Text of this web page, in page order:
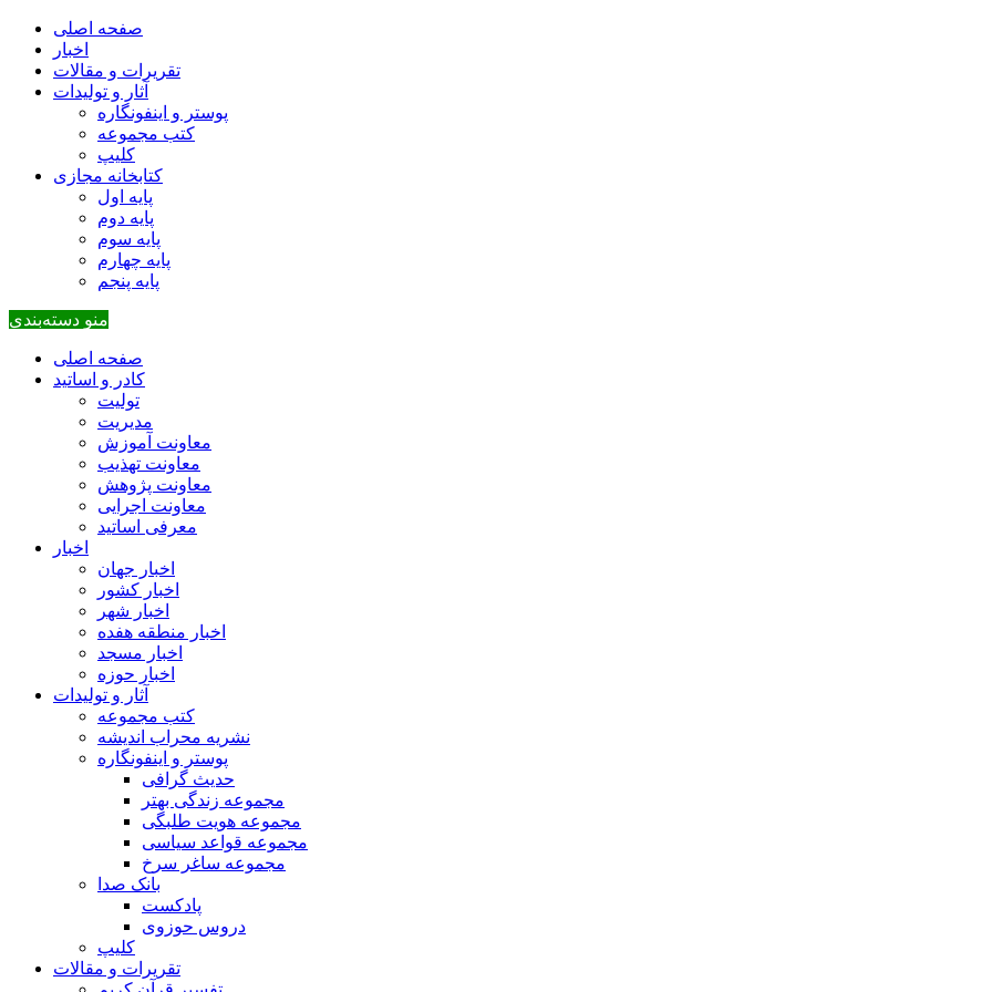
صفحه اصلی
اخبار
تقریرات و مقالات
آثار و تولیدات
پوستر و اینفونگاره
کتب مجموعه
کلیپ
کتابخانه مجازی
پایه اول
پایه دوم
پایه سوم
پایه چهارم
پایه پنجم
منو دسته‌بندی
صفحه اصلی
کادر و اساتید
تولیت
مدیریت
معاونت آموزش
معاونت تهذیب
معاونت پژوهش
معاونت اجرایی
معرفی اساتید
اخبار
اخبار جهان
اخبار کشور
اخبار شهر
اخبار منطقه هفده
اخبار مسجد
اخبار حوزه
آثار و تولیدات
کتب مجموعه
نشریه محراب اندیشه
پوستر و اینفونگاره
حدیث گرافی
مجموعه زندگی بهتر
مجموعه هویت طلبگی
مجموعه قواعد سیاسی
مجموعه ساغر سرخ
بانک صدا
پادکست
دروس حوزوی
کلیپ
تقریرات و مقالات